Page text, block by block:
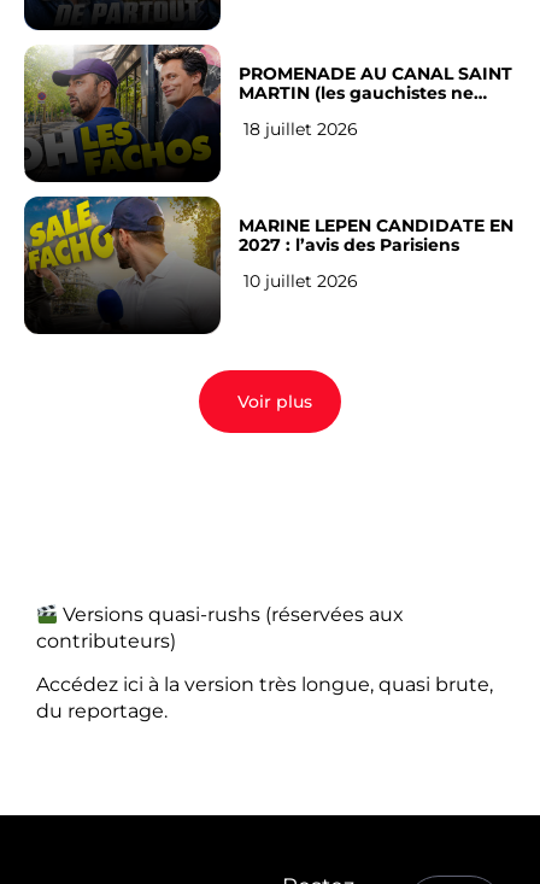
PROMENADE AU CANAL SAINT
MARTIN (les gauchistes ne
18 juillet 2026
MARINE LEPEN CANDIDATE EN
2027 : l’avis des Parisiens
10 juillet 2026
Voir plus
Versions quasi-rushs (réservées aux
contributeurs)
Accédez ici à la version très longue, quasi brute,
du reportage.